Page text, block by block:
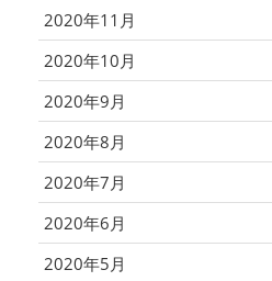
2020年11月
2020年10月
2020年9月
2020年8月
2020年7月
2020年6月
2020年5月